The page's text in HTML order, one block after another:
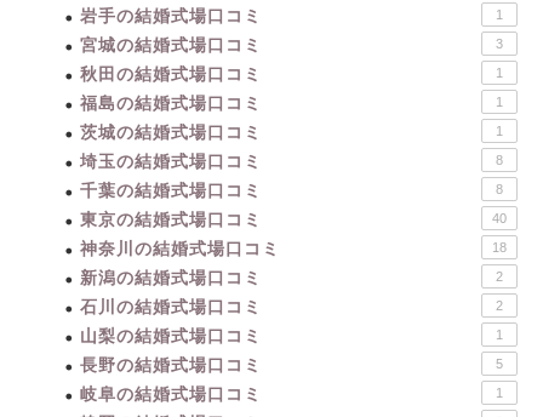
岩手の結婚式場口コミ 1
宮城の結婚式場口コミ 3
秋田の結婚式場口コミ 1
福島の結婚式場口コミ 1
茨城の結婚式場口コミ 1
埼玉の結婚式場口コミ 8
千葉の結婚式場口コミ 8
東京の結婚式場口コミ 40
神奈川の結婚式場口コミ 18
新潟の結婚式場口コミ 2
石川の結婚式場口コミ 2
山梨の結婚式場口コミ 1
長野の結婚式場口コミ 5
岐阜の結婚式場口コミ 1